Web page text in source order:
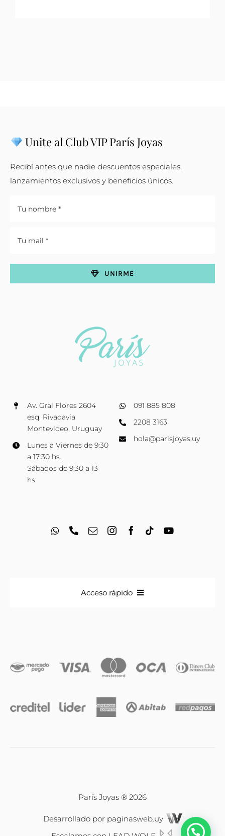
Av. Gral Flores 2604
esq. Rivadavia
Montevideo, Uruguay
Lunes a Viernes de 9:30
a 17:30 hs.
Sábados de 9:30 a 13
hs.
091 885 808
2208 3163
hola@parisjoyas.uy
Unite al Club VIP París Joyas
Recibí antes que nadie descuentos especiales,
lanzamientos exclusivos y beneficios únicos.
UNIRME
Acceso rápido
Iniciales
Relojes
París Joyas ® 2026
Desarrollado por paginasweb.uy